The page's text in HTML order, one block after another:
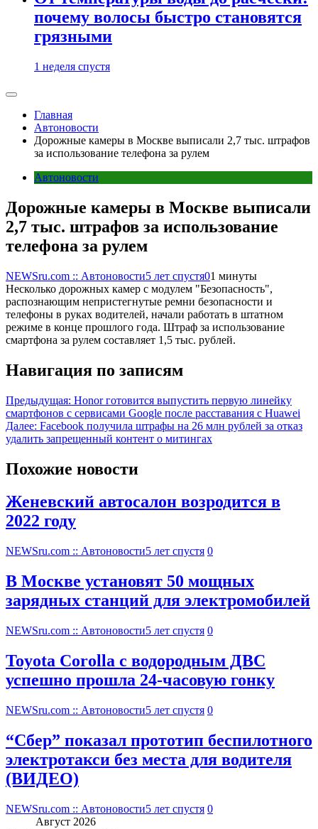
почему волосы быстро становятся
грязными
1 неделя спустя
Главная
Автоновости
Дорожные камеры в Москве выписали 2,7 тыс. штрафов
за использование телефона за рулем
Автоновости
Дорожные камеры в Москве выписали
2,7 тыс. штрафов за использование
телефона за рулем
NEWSru.com :: Автоновости5 лет спустя01 минуты
Несколько дорожных камер с модулем "Безопасность",
распознающим непристегнутые ремни безопасности и
телефоны в руках водителей, начали работать в штатном
режиме в конце прошлого года. Штраф за использование
смартфона за рулем составляет 1,5 тыс. рублей.
Навигация по записям
Предыдущая: Honor готовится выпустить первую линейку
смартфонов с сервисами Google после расставания с Huawei
Далее: Facebook получила штрафы на 26 млн рублей за отказ
удалить запрещенный контент о митингах
Похожие новости
Женевский автосалон возродится в
2022 году
NEWSru.com :: Автоновости5 лет спустя 0
В Москве установят 50 мощных
зарядных станций для электромобилей
NEWSru.com :: Автоновости5 лет спустя 0
Toyota Corolla с водородным ДВС
успешно прошла 24-часовую гонку
NEWSru.com :: Автоновости5 лет спустя 0
“Сбер” показал прототип беспилотного
электротакси без места для водителя
(ВИДЕО)
NEWSru.com :: Автоновости5 лет спустя 0
Август 2026